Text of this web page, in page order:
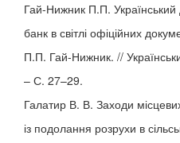
Гай-Нижник П.П.
банк в світлі офіційних
П.П. Гай-Нижник. //
– С. 27–29.
Галатир В. В. Заходи
із подолання розрухи в